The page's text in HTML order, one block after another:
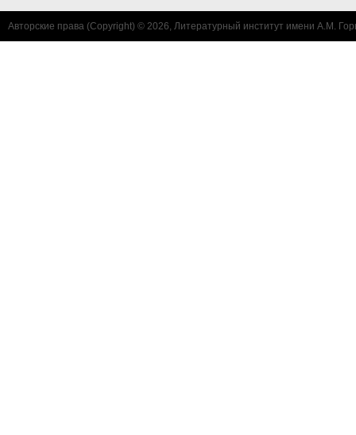
Авторские права (Copyright) © 2026, Литературный институт имени А.М.